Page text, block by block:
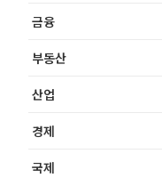
금융
부동산
산업
경제
국제